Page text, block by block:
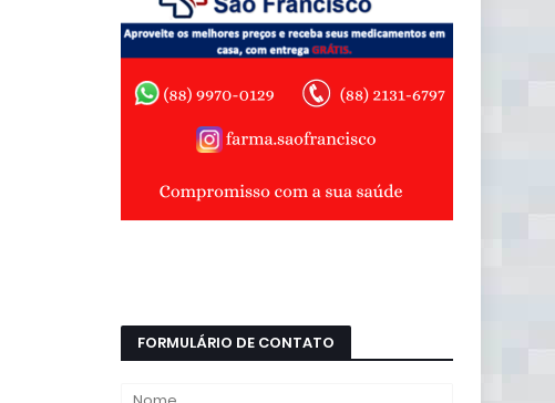
FORMULÁRIO DE CONTATO